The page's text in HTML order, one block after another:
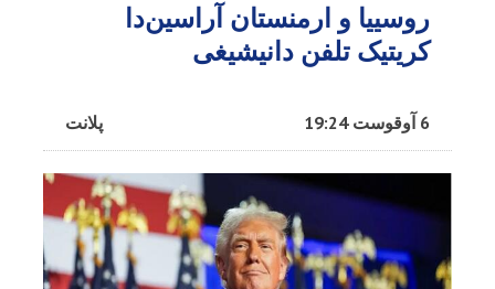
روسییا و ارمنستان آراسین‌دا
کریتیک تلفن دانیشیغی
پلانت 6 آوقوست 19:24